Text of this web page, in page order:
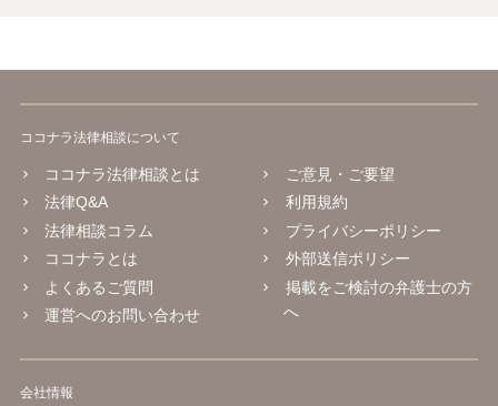
ココナラ法律相談について
ココナラ法律相談とは
法律Q&A
法律相談コラム
ココナラとは
よくあるご質問
運営へのお問い合わせ
ご意見・ご要望
利用規約
プライバシーポリシー
外部送信ポリシー
掲載をご検討の弁護士の方
へ
会社情報